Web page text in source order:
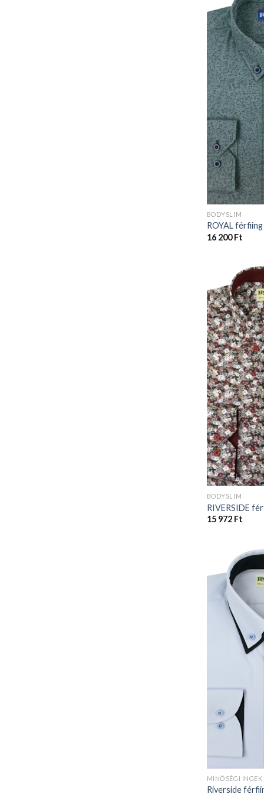
BODYSLIM
ROYAL férfiing
16 200Ft
BODYSLIM
RIVERSIDE
15 972 Ft
MINŐSÉGI INGEK
Riverside